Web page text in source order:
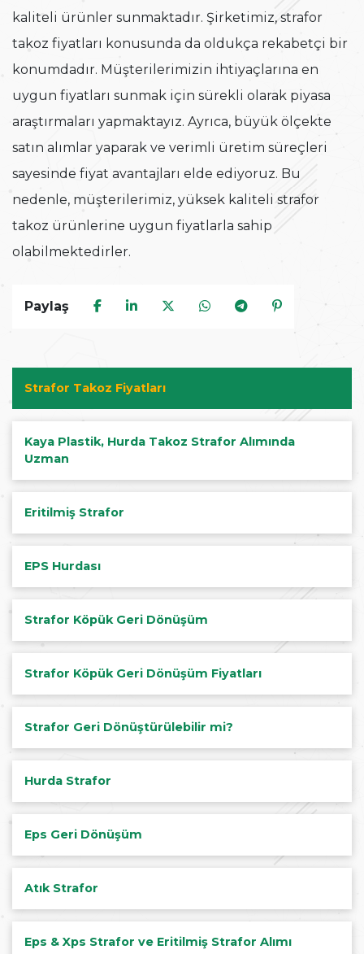
Strafor Takoz Fiyatları
Kaya Plastik, Hurda Takoz Strafor Alımında
Uzman
Eritilmiş Strafor
EPS Hurdası
Strafor Köpük Geri Dönüşüm
Strafor Köpük Geri Dönüşüm Fiyatları
Strafor Geri Dönüştürülebilir mi?
Hurda Strafor
Eps Geri Dönüşüm
Atık Strafor
Eps & Xps Strafor ve Eritilmiş Strafor Alımı
kaliteli ürünler sunmaktadır. Şirketimiz, strafor
takoz fiyatları konusunda da oldukça rekabetçi bir
konumdadır. Müşterilerimizin ihtiyaçlarına en
uygun fiyatları sunmak için sürekli olarak piyasa
araştırmaları yapmaktayız. Ayrıca, büyük ölçekte
satın alımlar yaparak ve verimli üretim süreçleri
sayesinde fiyat avantajları elde ediyoruz. Bu
nedenle, müşterilerimiz, yüksek kaliteli strafor
takoz ürünlerine uygun fiyatlarla sahip
olabilmektedirler.
Paylaş